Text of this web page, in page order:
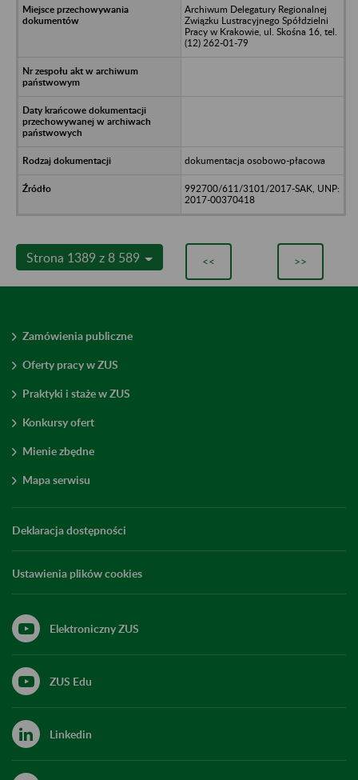
Archiwum Delegatury Regionalnej
Związku Lustracyjnego Spółdzielni
Pracy w Krakowie, ul. Skośna 16, tel.
(12) 262-01-79
dokumentacja osobowo-płacowa
992700/611/3101/2017-SAK, UNP:
2017-00370418
Strona 1389 z 8 589 << >>
Zamówienia publiczne
Oferty pracy w ZUS
Praktyki i staże w ZUS
Konkursy ofert
Mienie zbędne
Mapa serwisu
Deklaracja dostępności
Ustawienia plików cookies
Elektroniczny ZUS
ZUS Edu
Linkedin